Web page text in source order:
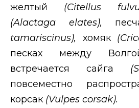
желтый (Citellus
(Alactaga elates),
tamariscinus), хомяк (
песках между
встречается сайга (
повсеместно
корсак (Vulpes corsak).